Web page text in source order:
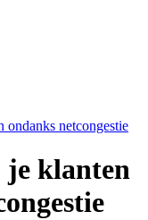
ondanks netcongestie
je klanten